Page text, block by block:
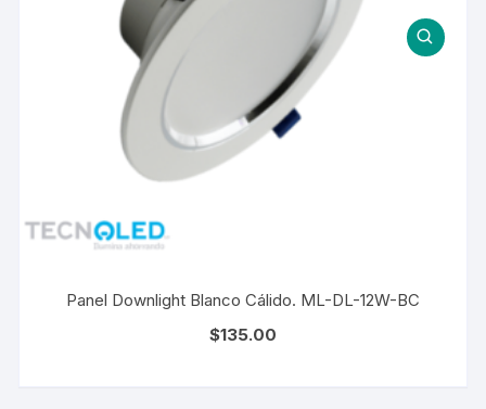
Panel Downlight Blanco Cálido. ML-DL-12W-BC
$135.00